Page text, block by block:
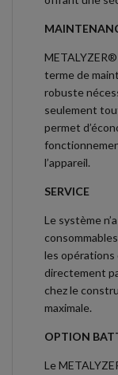
terme de
robuste
seulement
permet
l’appareil.
SERVICE
Le système
les opérations
directement
chez le
maximale.
OPTION
Le